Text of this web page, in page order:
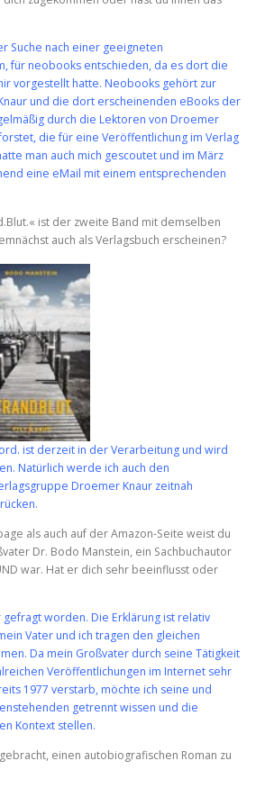
Suche nach einer geeigneten
für neobooks entschieden, da es dort die
vorgestellt hatte. Neobooks gehört zur
und die dort erscheinenden eBooks der
durch die Lektoren von Droemer
die für eine Veröffentlichung im Verlag
man auch mich gescoutet und im März
eine eMail mit einem entsprechenden
ist der zweite Band mit demselben
auch als Verlagsbuch erscheinen?
ist derzeit in der Verarbeitung und wird
Natürlich werde ich auch den
Droemer Knaur zeitnah
als auch auf der Amazon-Seite weist du
Dr. Bodo Manstein, ein Sachbuchautor
war. Hat er dich sehr beeinflusst oder
gefragt worden. Die Erklärung ist relativ
Vater und ich tragen den gleichen
Da mein Großvater durch seine Tätigkeit
Veröffentlichungen im Internet sehr
1977 verstarb, möchte ich seine und
getrennt wissen und die
Kontext stellen.
einen autobiografischen Roman zu